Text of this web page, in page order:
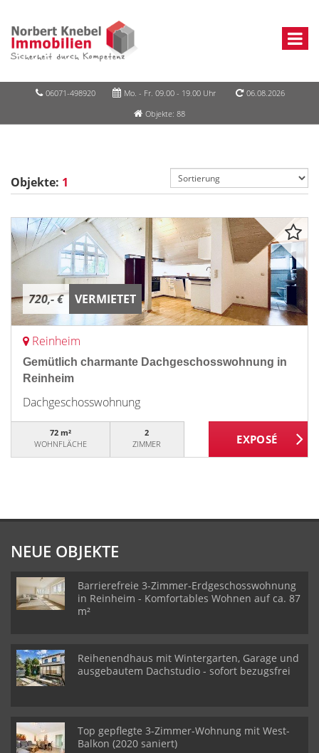
06071-498920 Mo. - Fr. 09.00 - 19.00 Uhr
06.08.2026
Objekte: 88
Objekte: 1
720,- € VERMIETET
Reinheim
Gemütlich charmante Dachgeschosswohnung in
Reinheim
Dachgeschosswohnung
72 m²
WOHNFLÄCHE
2
ZIMMER
NEUE OBJEKTE
Barrierefreie 3-Zimmer-Erdgeschosswohnung
in Reinheim - Komfortables Wohnen auf ca. 87
m²
Reihenendhaus mit Wintergarten, Garage und
ausgebautem Dachstudio - sofort bezugsfrei
Top gepflegte 3-Zimmer-Wohnung mit West-
Balkon (2020 saniert)